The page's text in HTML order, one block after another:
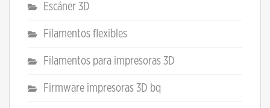
Escáner 3D
Filamentos flexibles
Filamentos para impresoras 3D
Firmware impresoras 3D bq